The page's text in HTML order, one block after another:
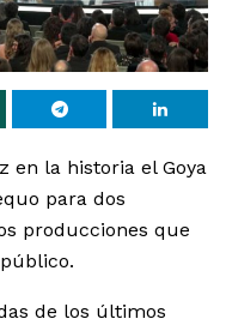
en la historia el Goya
para dos
producciones que
de los últimos